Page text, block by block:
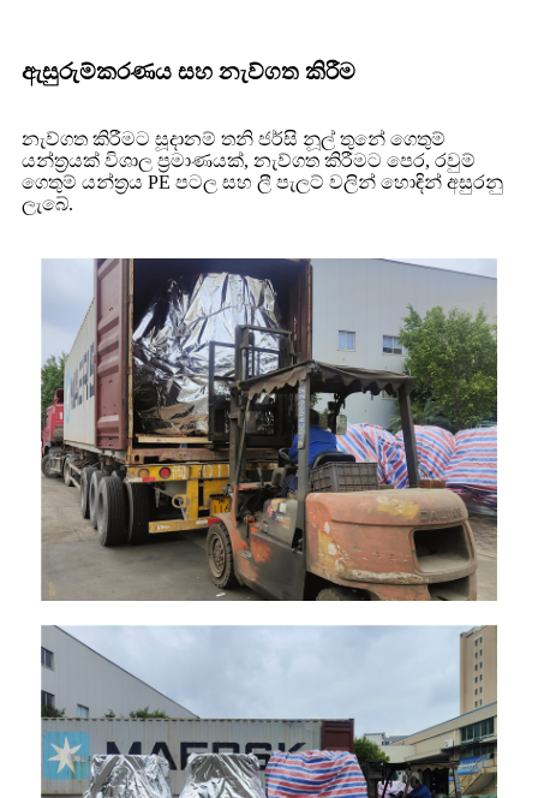
ඇසුරුම්කරණය සහ නැව්ගත කිරීම
නැව්ගත කිරීමට සූදානම් තනි ජර්සි නූල් තුනේ ගෙතුම්
යන්ත්‍රයක් විශාල ප්‍රමාණයක්, නැව්ගත කිරීමට පෙර, රවුම්
ගෙතුම් යන්ත්‍රය PE පටල සහ ලී පැලට් වලින් හොඳින් අසුරනු
ලැබේ.